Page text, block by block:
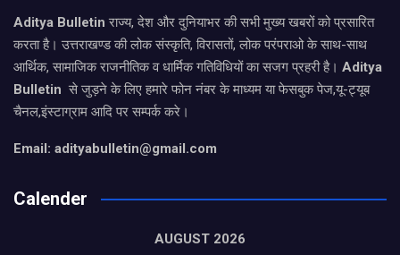
Aditya Bulletinराज्य, देश और दुनियाभर की सभी मुख्य खबरों को प्रसारित
करता है। उत्तराखण्ड की लोक संस्कृति, विरासतों, लोक परंपराओ के साथ-साथ
आर्थिक, सामाजिक राजनीतिक व धार्मिक गतिविधियों का सजग प्रहरी है। Aditya
Bulletin से जुड़ने के लिए हमारे फोन नंबर के माध्यम या फेसबुक पेज,यू-ट्यूब
चैनल,इंस्टाग्राम आदि पर सम्पर्क करे।
Email: adityabulletin@gmail.com
Calender
AUGUST 2026